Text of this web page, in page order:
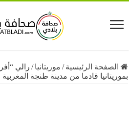
الرئيسية /موريتانيا/ رالي “أفريكا
قادما من مدينة طنجة المغربية